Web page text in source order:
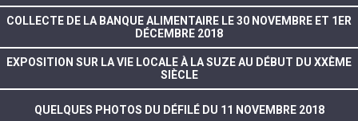
COLLECTE DE LA BANQUE ALIMENTAIRE LE 30 NOVEMBRE ET 1ER
DÉCEMBRE 2018
EXPOSITION SUR LA VIE LOCALE À LA SUZE AU DÉBUT DU XXÈME
SIÈCLE
QUELQUES PHOTOS DU DÉFILÉ DU 11 NOVEMBRE 2018